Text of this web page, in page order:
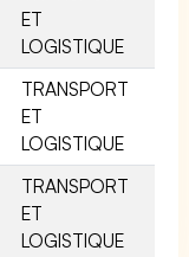
ET
LOGISTIQUE
TRANSPORT
ET
LOGISTIQUE
TRANSPORT
ET
LOGISTIQUE